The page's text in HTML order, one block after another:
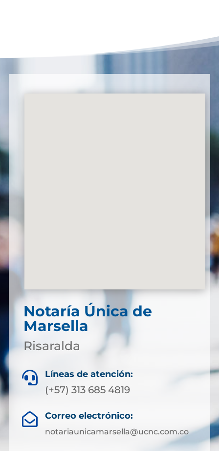
Notaría Única de
Marsella
Risaralda
 Líneas de atención:
(+57) 313 685 4819
 Correo electrónico:
notariaunicamarsella@ucnc.com.co